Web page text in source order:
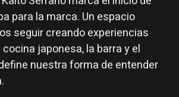
para la marca. Un espacio
seguir creando experiencias
japonesa, la barra y el
nuestra forma de entender